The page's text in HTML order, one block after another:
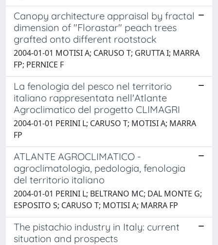
Canopy architecture appraisal by fractal
dimension of "Florastar" peach trees
grafted onto different rootstock
2004-01-01 MOTISI A; CARUSO T; GRUTTA I; MARRA
FP; PERNICE F
La fenologia del pesco nel territorio
italiano rappresentata nell'Atlante
Agroclimatico del progetto CLIMAGRI
2004-01-01 PERINI L; CARUSO T; MOTISI A; MARRA
FP
ATLANTE AGROCLIMATICO -
agroclimatologia, pedologia, fenologia
del territorio italiano
2004-01-01 PERINI L; BELTRANO MC; DAL MONTE G;
ESPOSITO S; CARUSO T; MOTISI A; MARRA FP
The pistachio industry in Italy: current
situation and prospects